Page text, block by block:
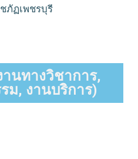
ภัฏเพชรบุรี
นทางวิชาการ,
ม, งานบริการ)